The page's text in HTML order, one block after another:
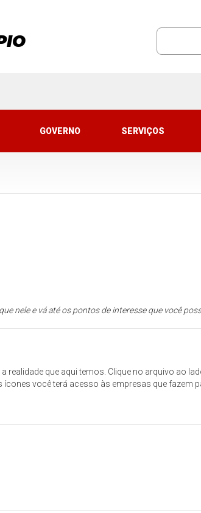
GOVERNO SERVIÇOS
nele e vá até os pontos de interesse que você
realidade que aqui temos. Clique no arquivo ao
você terá acesso às empresas que fazem